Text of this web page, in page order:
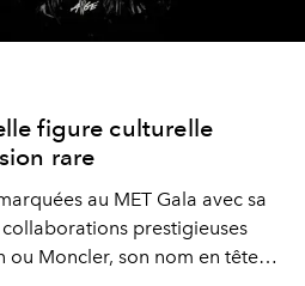
figure culturelle
rare
au MET Gala avec sa
prestigieuses
ou Moncler, son nom en tête